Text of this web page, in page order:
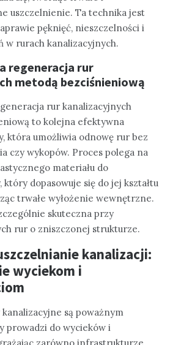
uszczelnienie. Ta technika jest
pęknięć, nieszczelności i
w rurach kanalizacyjnych.
regeneracja rur
metodą bezciśnieniową
rur kanalizacyjnych
to kolejna efektywna
która umożliwia odnowę rur bez
czy wykopów. Proces polega na
materiału do
dopasowuje się do jej kształtu
trwałe wyłożenie wewnętrzne.
skuteczna przy
rur o zniszczonej strukturze.
kanalizacji:
wyciekom i
są poważnym
prowadzi do wycieków i
zarówno infrastrukturze